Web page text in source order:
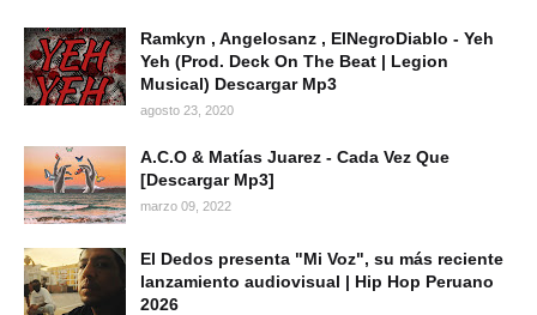
Ramkyn , Angelosanz , ElNegroDiablo - Yeh
Yeh (Prod. Deck On The Beat | Legion
Musical) Descargar Mp3
agosto 23, 2020
A.C.O & Matías Juarez - Cada Vez Que
[Descargar Mp3]
marzo 09, 2022
El Dedos presenta "Mi Voz", su más reciente
lanzamiento audiovisual | Hip Hop Peruano
2026